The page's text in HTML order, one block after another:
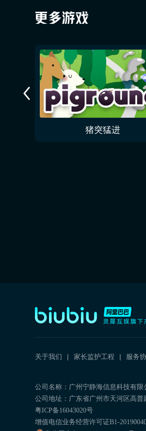
猪突猛进
关于我们 家长监护工程 服务
公司名称：广州宁静海信息科技有限
公司地址：广东省广州市天河区高普
粤ICP备16043020号
增值电信业务经营许可证B1-